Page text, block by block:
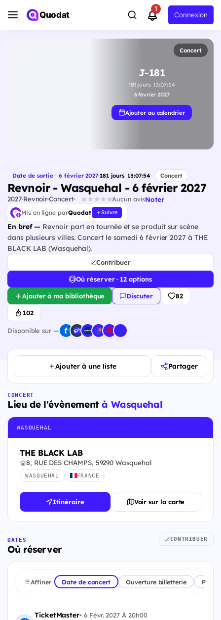
Quodat
1
Connexion
Concert
J-181
181 jours 13:07:53
6 février 2027
Ajouter au calendrier
Date de sortie · 6 février 2027·181 jours 13:07:53 Concert
Revnoir - Wasquehal - 6 février 2027
2027RevnoirConcert Aucun avisNoter
Mis en ligne parQuodat Suivre
En bref — Revnoir part en tournée et se produit sur scène
dans plusieurs villes. Concert le samedi 6 février 2027 à THE
BLACK LAB (Wasquehal).
Contribuer
Où réserver · 12 options
Ajouter à ma bibliothèque Discuter 82
102
Disponible sur —
Ajouter à une liste Partager
CONCERT
Lieu de l'évènementà Wasquehal
WASQUEHAL
THE BLACK LAB
8, RUE DES CHAMPS, 59290 Wasquehal
WASQUEHAL FRANCE
Itinéraire Voir sur la carte
DATES
Où réserver
CONTRIBUER
Affiner Date de concert Ouverture billetterie
TicketMaster• 6 Févr. 2027 À 20h00